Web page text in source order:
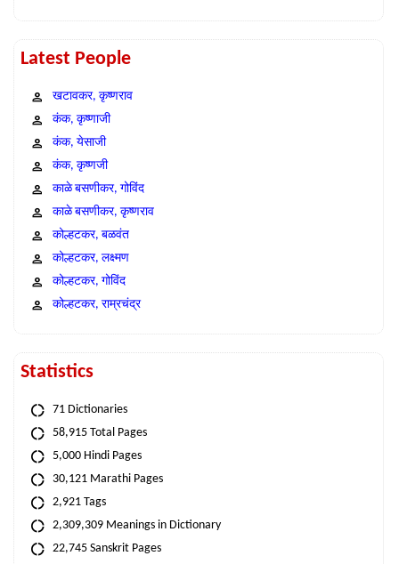
Latest People
खटावकर, कृष्णराव
कंक, कृष्णाजी
कंक, येसाजी
कंक, कृष्णजी
काळे बसणीकर, गोविंद
काळे बसणीकर, कृष्णराव
कोल्हटकर, बळवंत
कोल्हटकर, लक्ष्मण
कोल्हटकर, गोविंद
कोल्हटकर, राम्रचंद्र
Statistics
71 Dictionaries
58,915 Total Pages
5,000 Hindi Pages
30,121 Marathi Pages
2,921 Tags
2,309,309 Meanings in Dictionary
22,745 Sanskrit Pages